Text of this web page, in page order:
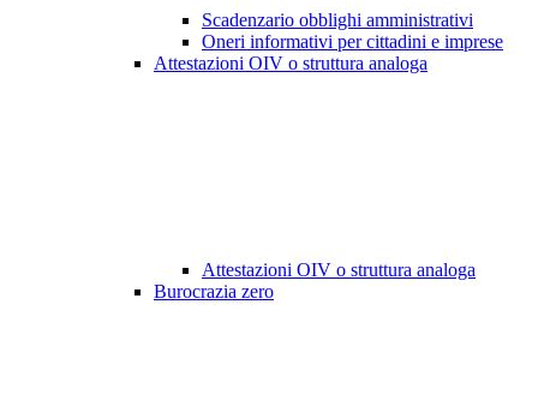
Scadenzario obblighi amministrativi
Oneri informativi per cittadini e imprese
Attestazioni OIV o struttura analoga
Attestazioni OIV o struttura analoga
Burocrazia zero